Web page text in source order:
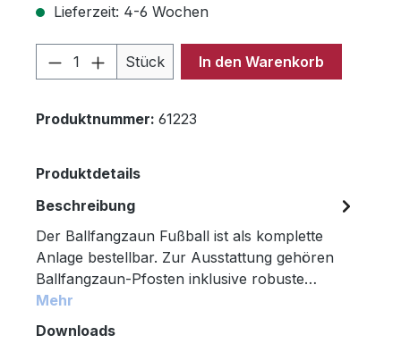
Lieferzeit: 4-6 Wochen
Produkt Anzahl: Gib den
Stück In den Warenkorb
Produktnummer: 61223
Produktdetails
Beschreibung
Der Ballfangzaun Fußball ist als komplette
Anlage bestellbar. Zur Ausstattung gehören
Ballfangzaun-Pfosten inklusive robuste…
Mehr
Downloads